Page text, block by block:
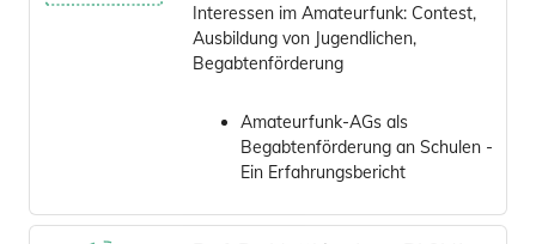
Interessen im Amateurfunk: Contest,
Ausbildung von Jugendlichen,
Begabtenförderung
Amateurfunk-AGs als
Begabtenförderung an Schulen -
Ein Erfahrungsbericht